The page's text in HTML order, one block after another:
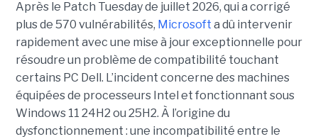
Après le Patch Tuesday de juillet 2026, qui a corrigé
plus de 570 vulnérabilités, Microsoft a dû intervenir
rapidement avec une mise à jour exceptionnell e pour
résoudre un problème de compatibilité touchant
certains PC Dell. L’incident concerne des machines
équipées de processeurs Intel et fonctionnant sous
Windows 11 24H2 ou 25H2. À l’origine du
dysfonctionnement : une incompatibilité entre le